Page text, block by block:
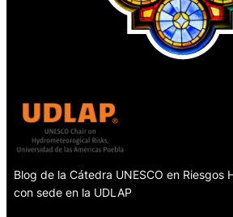
Blog de la Cátedra UNESCO en Riesgos
con sede en la UDLAP